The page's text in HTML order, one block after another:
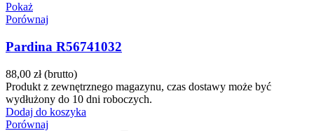
Pokaż
Porównaj
Pardina R56741032
88,00 zł (brutto)
Produkt z zewnętrznego magazynu, czas dostawy może być
wydłużony do 10 dni roboczych.
Dodaj do koszyka
Porównaj